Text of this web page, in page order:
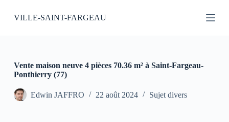
u
o
VILLE-SAINT-FARGEAU
Vente maison neuve 4 pièces 70.36 m² à Saint-Fargeau-
Ponthierry (77)
Edwin JAFFRO 22 août 2024 Sujet divers